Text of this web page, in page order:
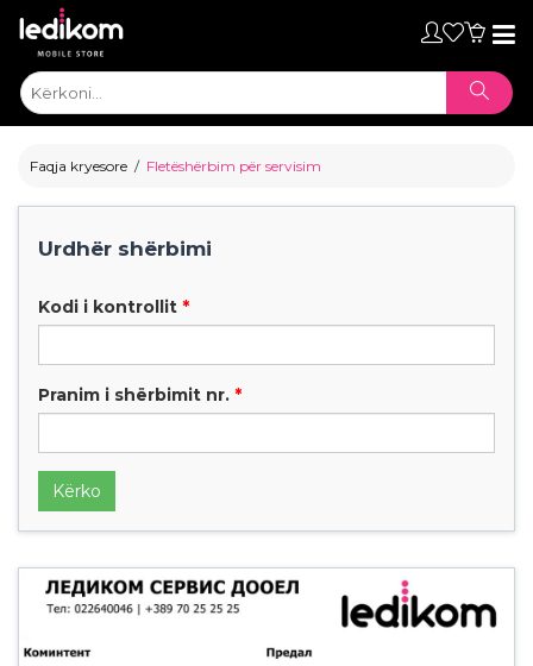
Faqja kryesore Fletëshërbim për servisim
Urdhër shërbimi
Kodi i kontrollit *
Pranim i shërbimit nr. *
Kërko
ТАБЛЕТИ
• iPad
• Samsung
• Xiaomi
РЕМЕНИ ЗА ЧАСОВНИК